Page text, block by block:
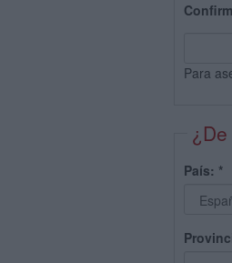
Para
País: *